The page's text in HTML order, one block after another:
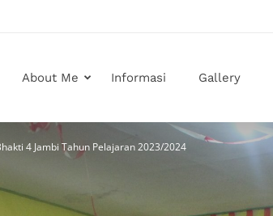
About Me Informasi Gallery
4 Jambi Tahun Pelajaran 2023/2024